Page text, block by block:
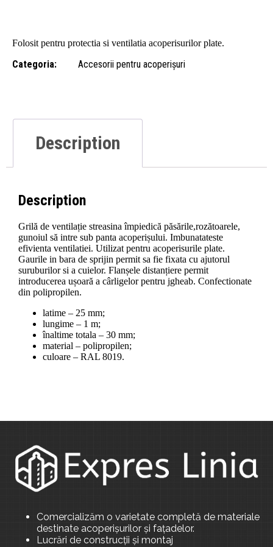
Folosit pentru protectia si ventilatia acoperisurilor plate.
Categoria: Accesorii pentru acoperișuri
Description
Description
Grilă de ventilație streasina împiedică păsările,rozătoarele,
gunoiul să intre sub panta acoperișului. Imbunatateste
efivienta ventilatiei. Utilizat pentru acoperisurile plate.
Gaurile in bara de sprijin permit sa fie fixata cu ajutorul
suruburilor si a cuielor. Flanșele distanțiere permit
introducerea ușoară a cârligelor pentru jgheab. Confectionate
din polipropilen.
latime – 25 mm;
lungime – 1 m;
înaltime totala – 30 mm;
material – polipropilen;
culoare – RAL 8019.
Comercializăm o varietate completă de materiale
destinate acoperișurilor și fațadelor.
Lucrări de construcții și montaj